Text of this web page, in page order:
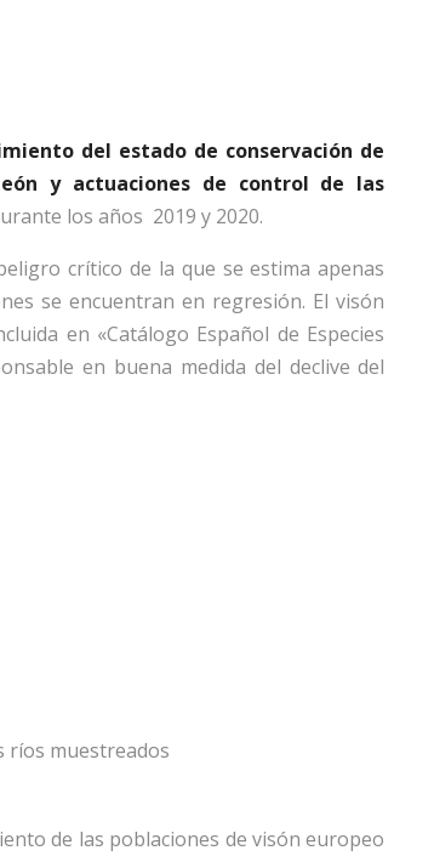
del estado de conservación de
y actuaciones de control de las
los años 2019 y 2020.
crítico de la que se estima apenas
se encuentran en regresión. El visón
en «Catálogo Español de Especies
en buena medida del declive del
ríos muestreados
de las poblaciones de visón europeo